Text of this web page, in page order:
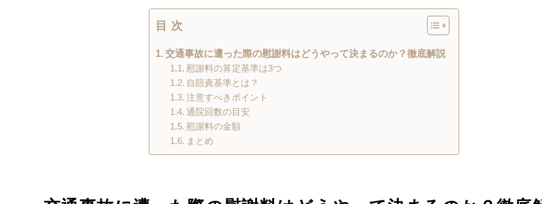
目次
交通事故に遭った際の慰謝料はどうやって決まるのか？徹底解説
慰謝料の算定基準は3つ
自賠責基準とは？
注意すべきポイント
通院回数の目安
慰謝料の金額
まとめ